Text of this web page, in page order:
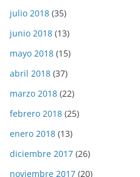
julio 2018 (35)
junio 2018 (13)
mayo 2018 (15)
abril 2018 (37)
marzo 2018 (22)
febrero 2018 (25)
enero 2018 (13)
diciembre 2017 (26)
noviembre 2017 (20)